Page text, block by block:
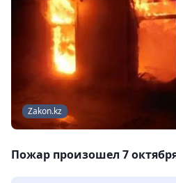
Zakon.kz
Пожар произошел 7